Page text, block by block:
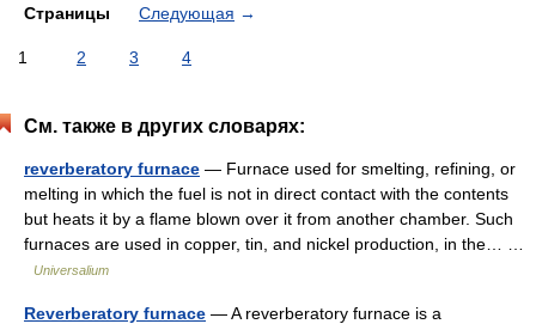
Страницы Следующая →
1 2 3 4
См. также в других словарях:
reverberatory furnace — Furnace used for smelting, refining, or
melting in which the fuel is not in direct contact with the contents
but heats it by a flame blown over it from another chamber. Such
furnaces are used in copper, tin, and nickel production, in the… …
Universalium
Reverberatory furnace — A reverberatory furnace is a